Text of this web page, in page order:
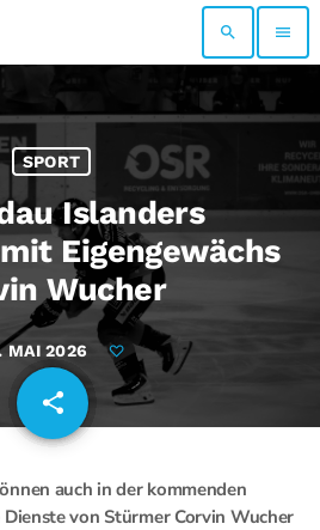
search menu
SPORT
Islanders
Eigengewächs
Wucher
MAI 2026
share
email
auch in der kommenden
von Stürmer Corvin Wucher